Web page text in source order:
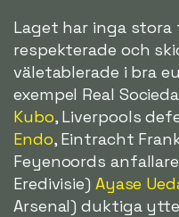
Laget har inga
respekterade och
väletablerade i bra
exempel Real
Kubo, Liverpools
Endo, Eintracht
Feyenoords
Eredivisie) Ayase
Arsenal) duktiga